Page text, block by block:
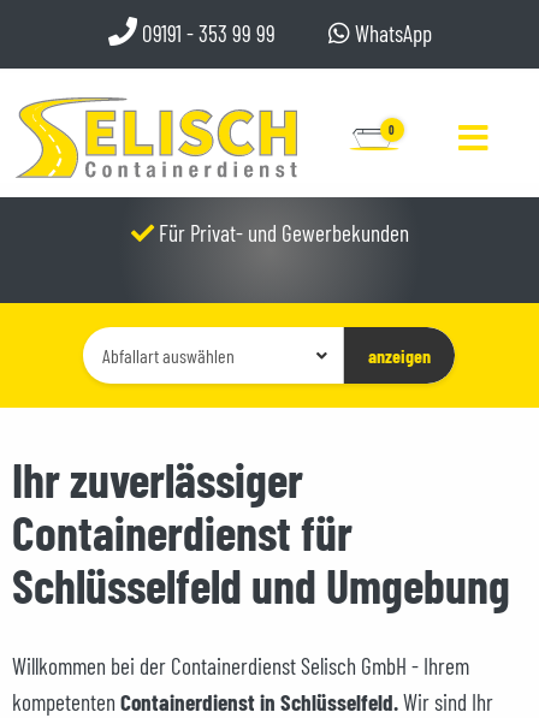
09191 - 353 99 99 WhatsApp
0
Für Privat- und Gewerbekunden
Container-
Typ
anzeigen
Ihr zuverlässiger
Containerdienst für
Schlüsselfeld und Umgebung
Willkommen bei der Containerdienst Selisch GmbH - Ihrem
kompetenten Containerdienst in Schlüsselfeld.Wir sind Ihr